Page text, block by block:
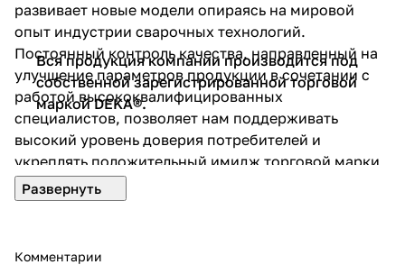
развивает новые модели опираясь на мировой
опыт индустрии сварочных технологий.
Постоянный контроль качества, направленный на
улучшение параметров продукции в сочетании с
работой высококвалифицированных
специалистов, позволяет нам поддерживать
высокий уровень доверия потребителей и
укреплять положительный имидж торговой марки
DEKA®.
Вся продукция компании производится под
собственной зарегистрированной торговой
маркой DEKA®.
Комментарии